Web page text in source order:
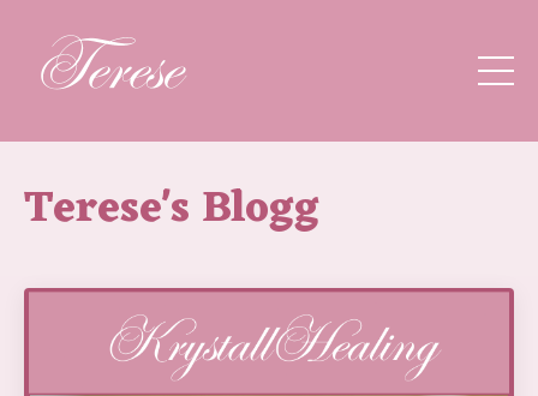
Terese's Blogg